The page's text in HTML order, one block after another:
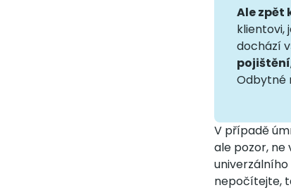
Ale zpět
klientovi,
dochází
pojištění
Odbytné
V případě
ale pozor,
nepočítejte,